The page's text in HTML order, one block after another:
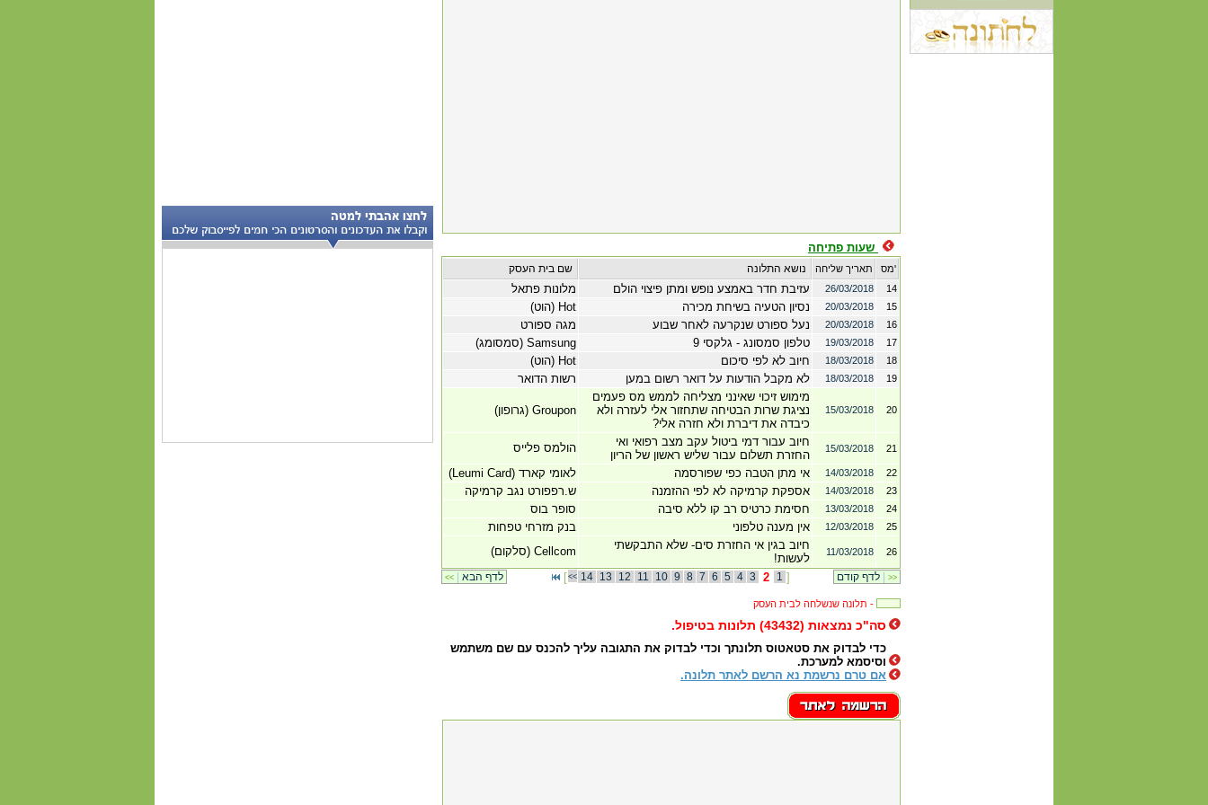
תאריך שליחה מס'
מלונות פתאל עזיבת חדר באמצע נופש ומתן פיצוי הולם 26/03/2018 14
Hot (הוט) נסיון הטעיה בשיחת מכירה 20/03/2018 15
מגה ספורט נעל ספורט שנקרעה לאחר שבוע 20/03/2018 16
Samsung (סמסומג) טלפון סמסונג - גלקסי 9 19/03/2018 17
Hot (הוט) חיוב לא לפי סיכום 18/03/2018 18
רשות הדואר לא מקבל הודעות על דואר רשום במען 18/03/2018 19
Groupon (גרופון)
מימוש זיכוי שאינני מצליחה לממש מס פעמים
נציגת שרות הבטיחה שתחזור אלי לעזרה ולא
כיבדה את דיברת ולא חזרה אלי?
15/03/2018 20
הולמס פלייס
חיוב עבור דמי ביטול עקב מצב רפואי ואי
החזרת תשלום עבור שליש ראשון של הריון
15/03/2018 21
לאומי קארד (Leumi Card) אי מתן הטבה כפי שפורסמה 14/03/2018 22
ש.רפפורט נגב קרמיקה אספקת קרמיקה לא לפי ההזמנה 14/03/2018 23
סופר בוס חסימת כרטיס רב קו ללא סיבה 13/03/2018 24
בנק מזרחי טפחות אין מענה טלפוני 12/03/2018 25
Cellcom (סלקום)
חיוב בגין אי החזרת סים- שלא התבקשתי
לעשות!
11/03/2018 26
<< [<< 14 13 12 11 10 9 8 7 6 5 4 3 2 1 ] >>
תלונה שנשלחה לבית העסק -
סה"כ נמצאות (43432) תלונות בטיפול.
כדי לבדוק את סטאטוס תלונתך וכדי לבדוק את התגובה עליך להכנס עם שם משתמש
וסיסמא למערכת.
אם טרם נרשמת נא הרשם לאתר תלונה.